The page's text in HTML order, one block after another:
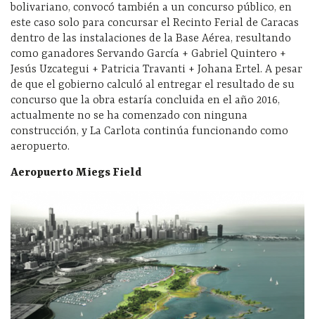
bolivariano, convocó también a un concurso público, en
este caso solo para concursar el Recinto Ferial de Caracas
dentro de las instalaciones de la Base Aérea, resultando
como ganadores Servando García + Gabriel Quintero +
Jesús Uzcategui + Patricia Travanti + Johana Ertel. A pesar
de que el gobierno calculó al entregar el resultado de su
concurso que la obra estaría concluida en el año 2016,
actualmente no se ha comenzado con ninguna
construcción, y La Carlota continúa funcionando como
aeropuerto.
Aeropuerto Miegs Field